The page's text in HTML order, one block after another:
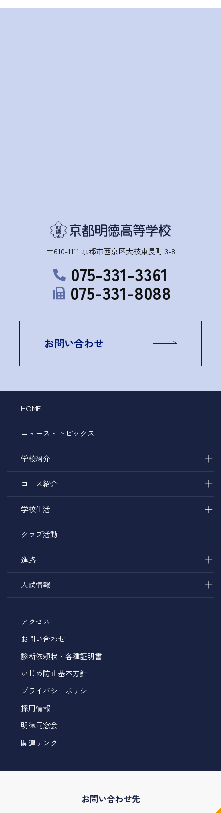
〒610-1111 京都市西京区大枝東長町 3-8
075-331-3361
075-331-8088
お問い合わせ
HOME
ニュース・トピックス
学校紹介 ＋
コース紹介 ＋
学校生活 ＋
クラブ活動
進路 ＋
入試情報 ＋
アクセス
お問い合わせ
診断依頼状・各種証明書
いじめ防止基本方針
プライバシーポリシー
採用情報
明徳同窓会
関連リンク
お問い合わせ先